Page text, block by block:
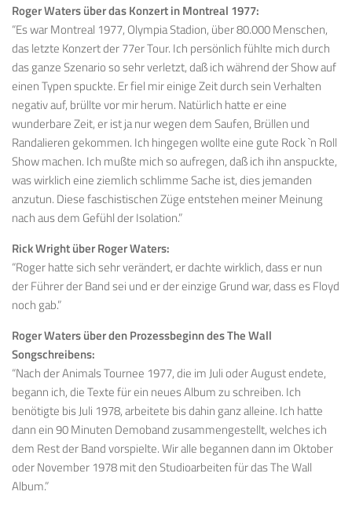
Roger Waters über das Konzert in Montreal 1977:
“Es war Montreal 1977, Olympia Stadion, über 80.000 Menschen,
das letzte Konzert der 77er Tour. Ich persönlich fühlte mich durch
das ganze Szenario so sehr verletzt, daß ich während der Show auf
einen Typen spuckte. Er fiel mir einige Zeit durch sein Verhalten
negativ auf, brüllte vor mir herum. Natürlich hatte er eine
wunderbare Zeit, er ist ja nur wegen dem Saufen, Brüllen und
Randalieren gekommen. Ich hingegen wollte eine gute Rock `n Roll
Show machen. Ich mußte mich so aufregen, daß ich ihn anspuckte,
was wirklich eine ziemlich schlimme Sache ist, dies jemanden
anzutun. Diese faschistischen Züge entstehen meiner Meinung
nach aus dem Gefühl der Isolation.”
Rick Wright über Roger Waters:
“Roger hatte sich sehr verändert, er dachte wirklich, dass er nun
der Führer der Band sei und er der einzige Grund war, dass es Floyd
noch gab.”
Roger Waters über den Prozessbeginn des The Wall
Songschreibens:
“Nach der Animals Tournee 1977, die im Juli oder August endete,
begann ich, die Texte für ein neues Album zu schreiben. Ich
benötigte bis Juli 1978, arbeitete bis dahin ganz alleine. Ich hatte
dann ein 90 Minuten Demoband zusammengestellt, welches ich
dem Rest der Band vorspielte. Wir alle begannen dann im Oktober
oder November 1978 mit den Studioarbeiten für das The Wall
Album.”